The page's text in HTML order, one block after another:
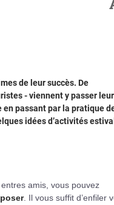
de leur succès. De
- viennent y passer
passant par la pratique
idées d’activités
amis, vous pouvez
. Il vous suffit d’enfiler